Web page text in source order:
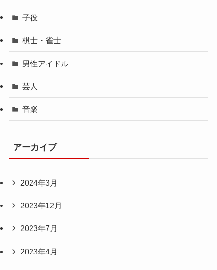
子役
棋士・雀士
男性アイドル
芸人
音楽
アーカイブ
2024年3月
2023年12月
2023年7月
2023年4月